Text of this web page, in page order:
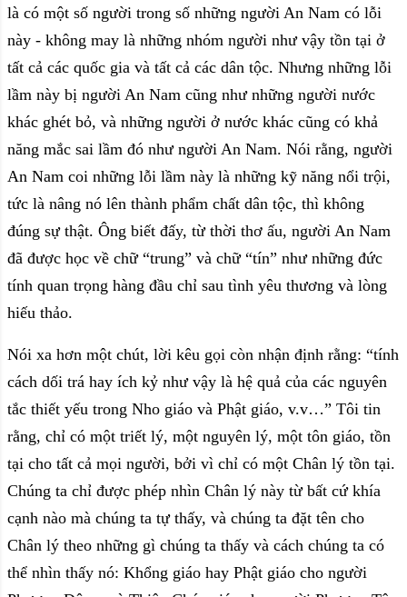
là có một số người trong số những người An Nam có lỗi
này - không may là những nhóm người như vậy tồn tại ở
tất cả các quốc gia và tất cả các dân tộc. Nhưng những lỗi
lầm này bị người An Nam cũng như những người nước
khác ghét bỏ, và những người ở nước khác cũng có khả
năng mắc sai lầm đó như người An Nam. Nói rằng, người
An Nam coi những lỗi lầm này là những kỹ năng nổi trội,
tức là nâng nó lên thành phẩm chất dân tộc, thì không
đúng sự thật. Ông biết đấy, từ thời thơ ấu, người An Nam
đã được học về chữ “trung” và chữ “tín” như những đức
tính quan trọng hàng đầu chỉ sau tình yêu thương và lòng
hiếu thảo.
Nói xa hơn một chút, lời kêu gọi còn nhận định rằng: “tính
cách dối trá hay ích kỷ như vậy là hệ quả của các nguyên
tắc thiết yếu trong Nho giáo và Phật giáo, v.v…” Tôi tin
rằng, chỉ có một triết lý, một nguyên lý, một tôn giáo, tồn
tại cho tất cả mọi người, bởi vì chỉ có một Chân lý tồn tại.
Chúng ta chỉ được phép nhìn Chân lý này từ bất cứ khía
cạnh nào mà chúng ta tự thấy, và chúng ta đặt tên cho
Chân lý theo những gì chúng ta thấy và cách chúng ta có
thể nhìn thấy nó: Khổng giáo hay Phật giáo cho người